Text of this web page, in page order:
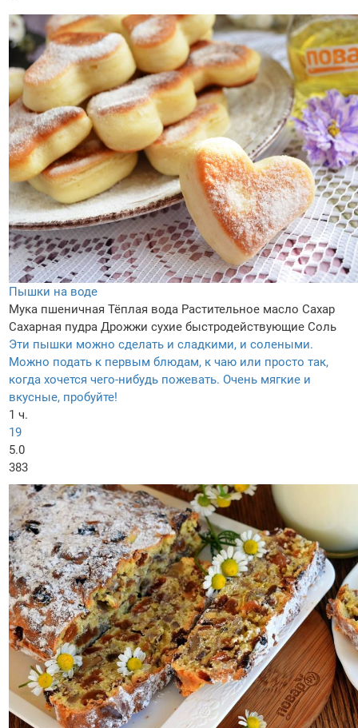
Пышки на воде
Мука пшеничная Тёплая вода Растительное масло Сахар
Сахарная пудра Дрожжи сухие быстродействующие Соль
Эти пышки можно сделать и сладкими, и солеными.
Можно подать к первым блюдам, к чаю или просто так,
когда хочется чего-нибудь пожевать. Очень мягкие и
вкусные, пробуйте!
1 ч.
19
5.0
383